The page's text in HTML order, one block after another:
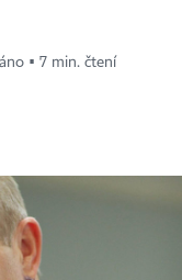
▪ 7 min. čtení